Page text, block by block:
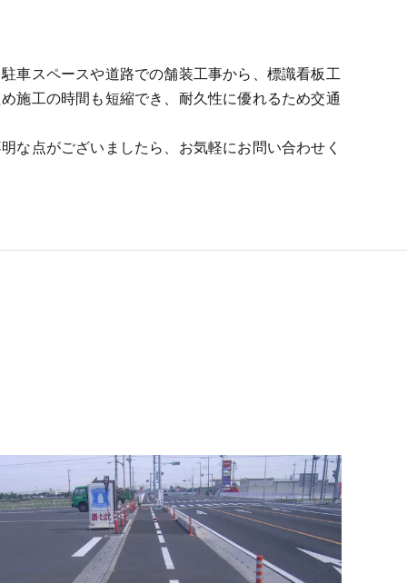
車スペースや道路での舗装工事から、標識看板工
施工の時間も短縮でき、耐久性に優れるため交通
な点がございましたら、お気軽にお問い合わせく